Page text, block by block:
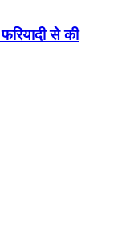
से की